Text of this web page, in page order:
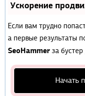
Ускорение
Если вам трудно
а первые результаты
SeoHammerза бустер
Начать